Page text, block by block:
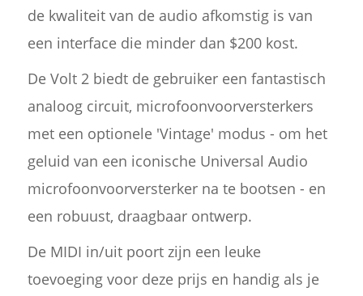
de kwaliteit van de audio afkomstig is van
een interface die minder dan $200 kost.
De Volt 2 biedt de gebruiker een fantastisch
analoog circuit, microfoonvoorversterkers
met een optionele 'Vintage' modus - om het
geluid van een iconische Universal Audio
microfoonvoorversterker na te bootsen - en
een robuust, draagbaar ontwerp.
De MIDI in/uit poort zijn een leuke
toevoeging voor deze prijs en handig als je